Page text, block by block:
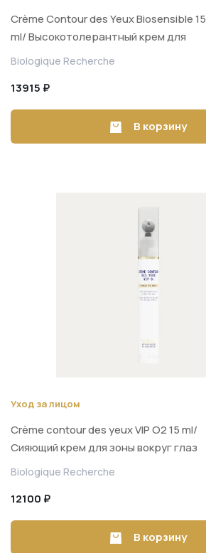
Crème Contour des Yeux Biosensible 15
ml/ Высокотолерантный крем для
зоны вокруг глаз 15 ml
Biologique Recherche
13915 ₽
В корзину
Уход за лицом
Crème contour des yeux VIP O2 15 ml/
Сияющий крем для зоны вокруг глаз
15 ml
Biologique Recherche
12100 ₽
В корзину